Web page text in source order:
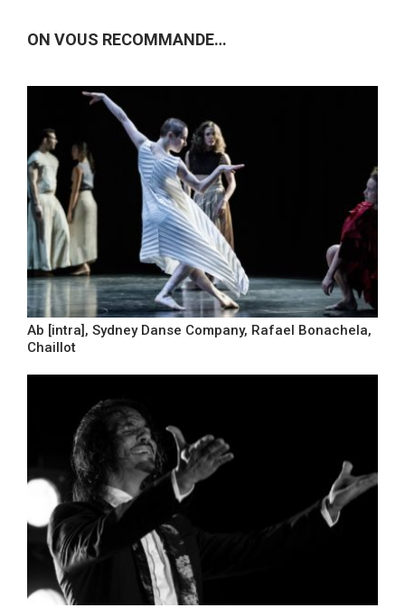
ON VOUS RECOMMANDE…
Ab [intra], Sydney Danse Company, Rafael Bonachela,
Chaillot